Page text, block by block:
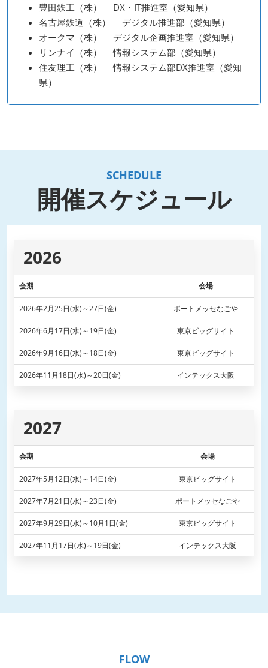
豊田鉄工（株） DX・IT推進室（愛知県）
名古屋鉄道（株） デジタル推進部（愛知県）
オークマ（株） デジタル企画推進室（愛知県）
リンナイ（株） 情報システム部（愛知県）
住友理工（株） 情報システム部DX推進室（愛知
県）
SCHEDULE
開催スケジュール
2026
会期 会場
2026年2月25日(水)～27日(金) ポートメッセなごや
2026年6月17日(水)～19日(金) 東京ビッグサイト
2026年9月16日(水)～18日(金) 東京ビッグサイト
2026年11月18日(水)～20日(金) インテックス大阪
2027
会期 会場
2027年5月12日(水)～14日(金) 東京ビッグサイト
2027年7月21日(水)～23日(金) ポートメッセなごや
2027年9月29日(水)～10月1日(金) 東京ビッグサイト
2027年11月17日(水)～19日(金) インテックス大阪
FLOW